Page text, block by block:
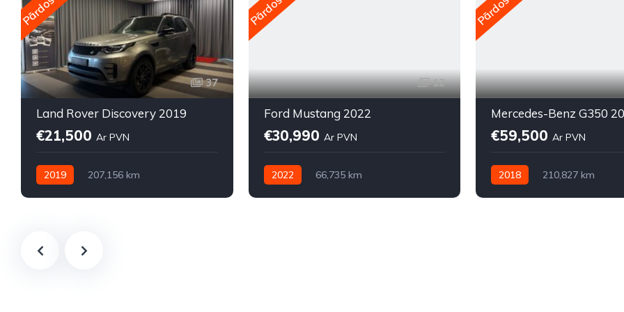
37
Land Rover Discovery 2019
€21,500 Ar PVN
2019
207,156 km
12
Ford Mustang 2022
€30,990 Ar PVN
2022
66,735 km
Mercedes-Benz G350
€59,500 Ar PVN
2018
210,827 km